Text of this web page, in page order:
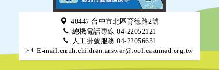
40447 台中市北區育德路2號
總機電話專線 04-22052121
人工掛號服務 04-22056631
E-mail:cmuh.children.answer@tool.caaumed.org.tw